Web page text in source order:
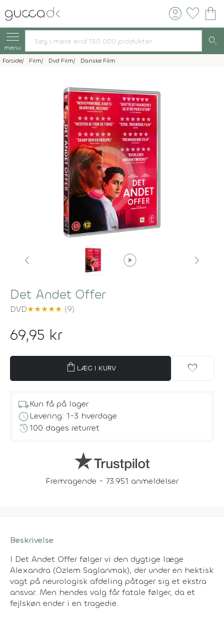
account_circle favorite shopping_bag
menu search
Forside Film Dvd Film Danske Film
play_circle
Det Andet Offer
DVD★★★★★ (9)
69,95 kr
shopping_bag LÆG I KURV favorite
local_shippingKun få på lager
scheduleLevering: 1-3 hverdage
history100 dages returret
Fremragende - 73.951 anmeldelser
Beskrivelse
I Det Andet Offer følger vi den dygtige læge
Alexandra (Özlem Saglanmak), der under en hektisk
vagt på neurologisk afdeling påtager sig et ekstra
ansvar. Men hendes valg får fatale følger, da et
fejlskøn ender i en tragedie.